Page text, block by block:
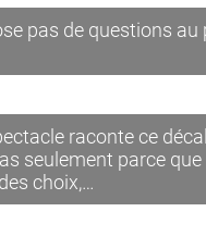
pas de questions au
raconte ce
seulement parce
choix,…